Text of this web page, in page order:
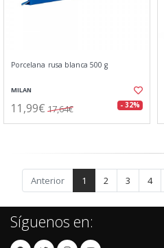
Porcelana rusa blanca 500 g
MILAN
11,99€ 17,64€ - 32%
Anterior 1 2 3 4
Síguenos en: